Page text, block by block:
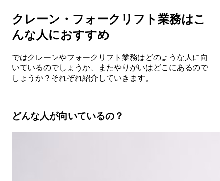
クレーン・フォークリフト業務はこ
んな人におすすめ
ではクレーンやフォークリフト業務はどのような人に向
いているのでしょうか、またやりがいはどこにあるので
しょうか？それぞれ紹介していきます。
どんな人が向いているの？